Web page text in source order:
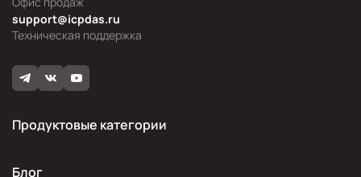
Техническая поддержка
support@icpdas.ru
Продуктовые категории
Блог